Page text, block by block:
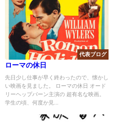
代表ブログ
ローマの休日
先日少し仕事が早く終わったので、懐かし
い映画を見ました。 ローマの休日 オード
リーヘップバーン主演の 超有名な映画。
学生の頃、何度か見...